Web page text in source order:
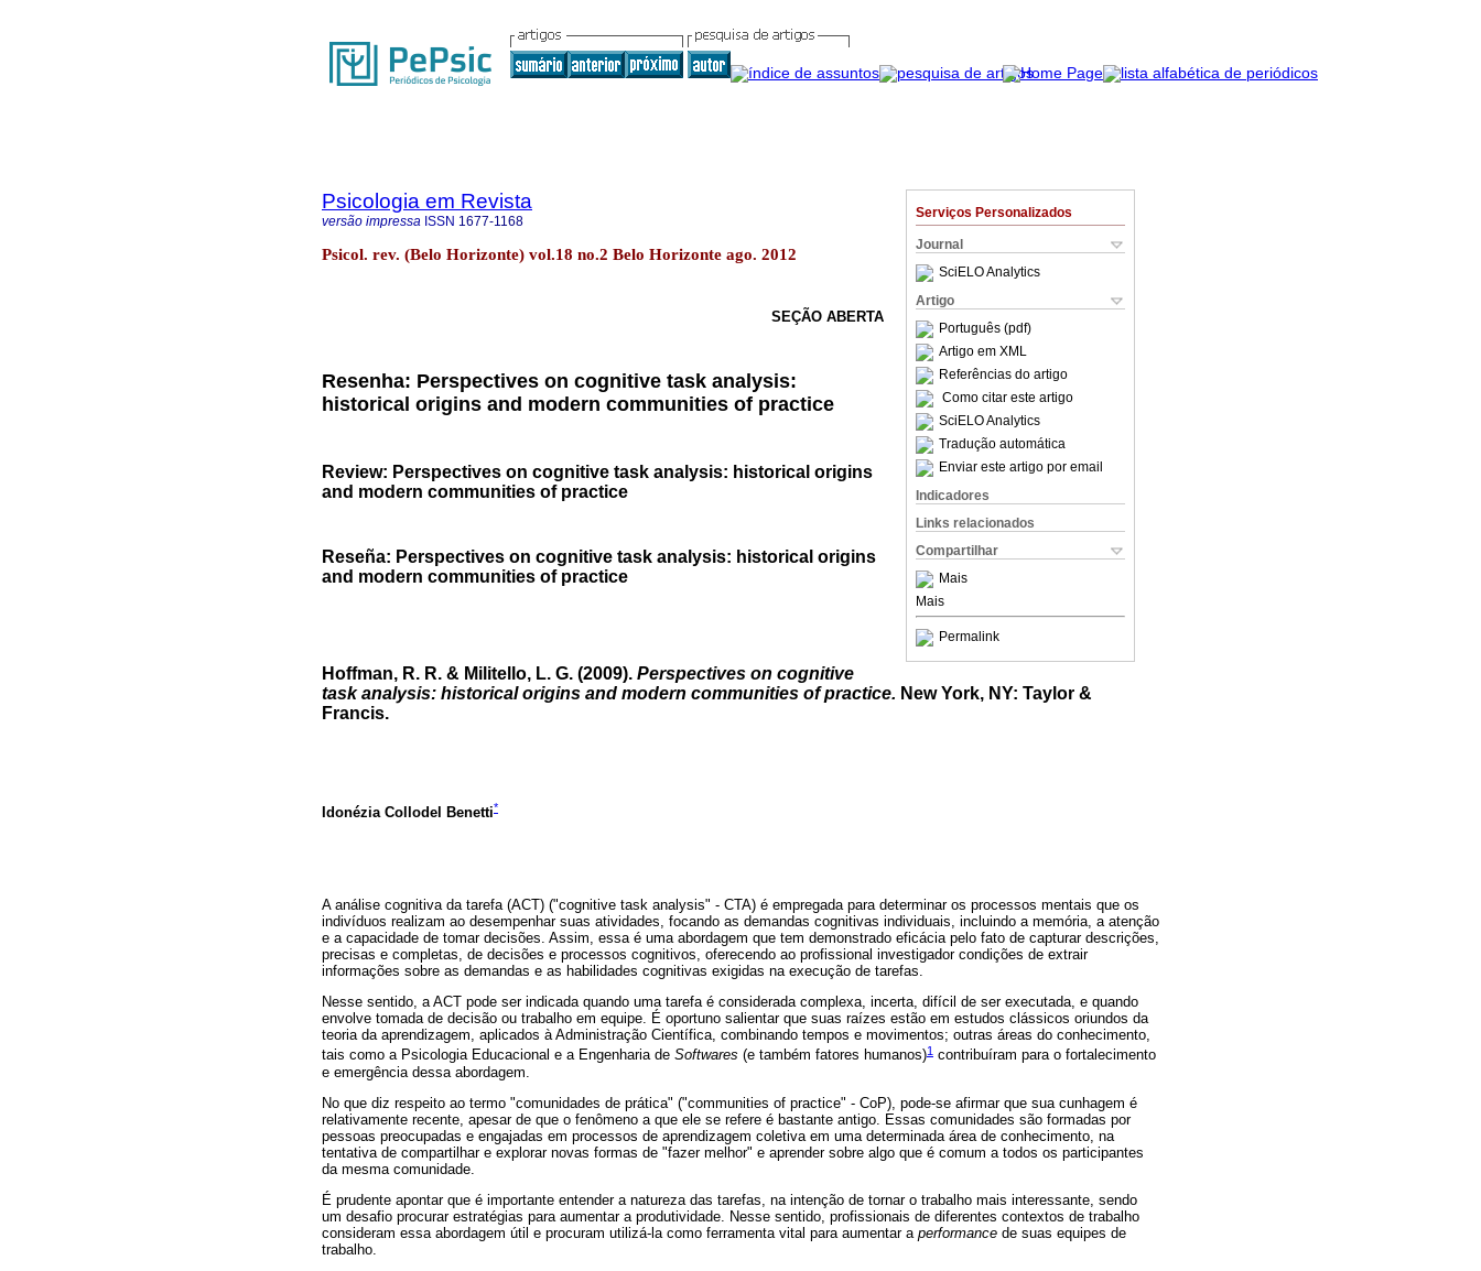
Serviços Personalizados
Journal
SciELO Analytics
Artigo
Português (pdf)
Artigo em XML
Referências do artigo
Como citar este artigo
SciELO Analytics
Tradução automática
Enviar este artigo por email
Indicadores
Links relacionados
Compartilhar
Mais
Mais
Permalink
Psicologia em Revista
versão impressa ISSN 1677-1168
Psicol. rev. (Belo Horizonte) vol.18 no.2 Belo Horizonte ago. 2012
SEÇÃO ABERTA
Resenha: Perspectives on cognitive task analysis:
historical origins and modern communities of practice
Review: Perspectives on cognitive task analysis: historical origins
and modern communities of practice
Reseña: Perspectives on cognitive task analysis: historical origins
and modern communities of practice
Hoffman, R. R. & Militello, L. G. (2009). Perspectives on cognitive
task analysis: historical origins and modern communities of practice. New York, NY: Taylor &
Francis.
Idonézia Collodel Benetti*
A análise cognitiva da tarefa (ACT) ("cognitive task analysis" - CTA) é empregada para determinar os processos mentais que os
indivíduos realizam ao desempenhar suas atividades, focando as demandas cognitivas individuais, incluindo a memória, a atenção
e a capacidade de tomar decisões. Assim, essa é uma abordagem que tem demonstrado eficácia pelo fato de capturar descrições,
precisas e completas, de decisões e processos cognitivos, oferecendo ao profissional investigador condições de extrair
informações sobre as demandas e as habilidades cognitivas exigidas na execução de tarefas.
Nesse sentido, a ACT pode ser indicada quando uma tarefa é considerada complexa, incerta, difícil de ser executada, e quando
envolve tomada de decisão ou trabalho em equipe. É oportuno salientar que suas raízes estão em estudos clássicos oriundos da
teoria da aprendizagem, aplicados à Administração Científica, combinando tempos e movimentos; outras áreas do conhecimento,
tais como a Psicologia Educacional e a Engenharia de Softwares (e também fatores humanos)1 contribuíram para o fortalecimento
e emergência dessa abordagem.
No que diz respeito ao termo "comunidades de prática" ("communities of practice" - CoP), pode-se afirmar que sua cunhagem é
relativamente recente, apesar de que o fenômeno a que ele se refere é bastante antigo. Essas comunidades são formadas por
pessoas preocupadas e engajadas em processos de aprendizagem coletiva em uma determinada área de conhecimento, na
tentativa de compartilhar e explorar novas formas de "fazer melhor" e aprender sobre algo que é comum a todos os participantes
da mesma comunidade.
É prudente apontar que é importante entender a natureza das tarefas, na intenção de tornar o trabalho mais interessante, sendo
um desafio procurar estratégias para aumentar a produtividade. Nesse sentido, profissionais de diferentes contextos de trabalho
consideram essa abordagem útil e procuram utilizá-la como ferramenta vital para aumentar a performance de suas equipes de
trabalho.